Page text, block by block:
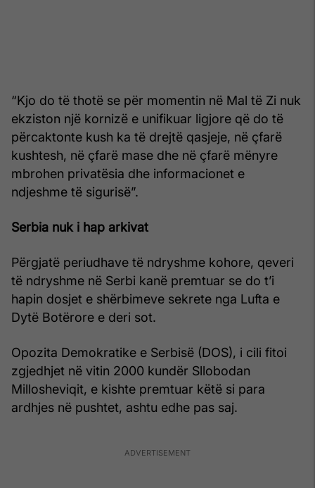
“Kjo do të thotë se për momentin në Mal të Zi nuk
ekziston një kornizë e unifikuar ligjore që do të
përcaktonte kush ka të drejtë qasjeje, në çfarë
kushtesh, në çfarë mase dhe në çfarë mënyre
mbrohen privatësia dhe informacionet e
ndjeshme të sigurisë”.
Serbia nuk i hap arkivat
Përgjatë periudhave të ndryshme kohore, qeveri
të ndryshme në Serbi kanë premtuar se do t’i
hapin dosjet e shërbimeve sekrete nga Lufta e
Dytë Botërore e deri sot.
Opozita Demokratike e Serbisë (DOS), i cili fitoi
zgjedhjet në vitin 2000 kundër Sllobodan
Millosheviqit, e kishte premtuar këtë si para
ardhjes në pushtet, ashtu edhe pas saj.